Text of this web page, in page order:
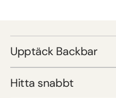
Upptäck Backbar
Hitta snabbt